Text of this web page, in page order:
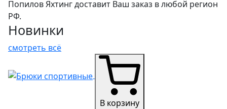
Попилов Яхтинг доставит Ваш заказ в любой регион
РФ.
Новинки
смотреть всё
В корзину